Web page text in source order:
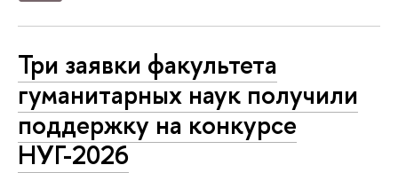
Три заявки факультета
гуманитарных наук получили
поддержку на конкурсе
НУГ-2026